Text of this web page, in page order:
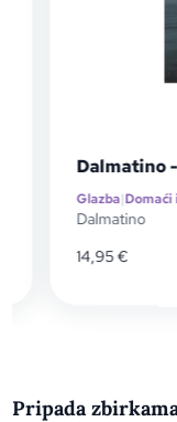
Dalmatino
Glazba|Domaći
Dalmatino
14,95€
Pripada